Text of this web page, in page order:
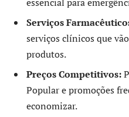
Serviços
serviços clínicos que
produtos.
Preços Competitivos:
Popular e promoções
economizar.